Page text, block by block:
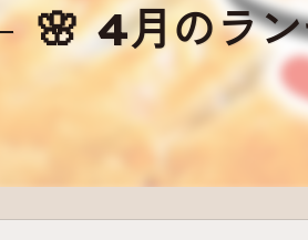
🌸 4月のラン